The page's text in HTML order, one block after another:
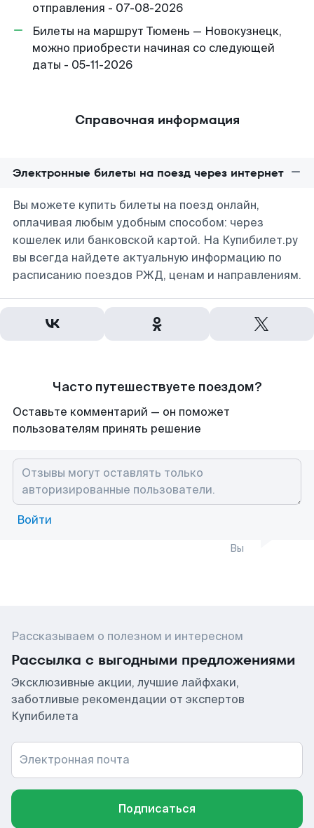
отправления - 07-08-2026
Билеты на маршрут Тюмень — Новокузнецк,
можно приобрести начиная со следующей
даты - 05-11-2026
Справочная информация
Электронные билеты на поезд через интернет
Вы можете купить билеты на поезд онлайн,
оплачивая любым удобным способом: через
кошелек или банковской картой. На Купибилет.ру
вы всегда найдете актуальную информацию по
расписанию поездов РЖД, ценам и направлениям.
Часто путешествуете поездом?
Оставьте комментарий — он поможет
пользователям принять решение
Войти
Вы
Рассказываем о полезном и интересном
Рассылка с выгодными предложениями
Эксклюзивные акции, лучшие лайфхаки,
заботливые рекомендации от экспертов
Купибилета
Электронная почта
Подписаться